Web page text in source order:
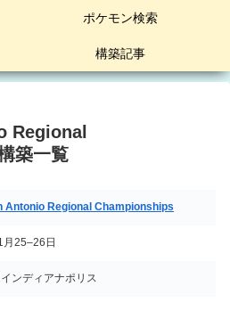
ポケモン検索
構築記事
Regional
築一覧
Antonio Regional Championships
25–26日
ンディアナポリス